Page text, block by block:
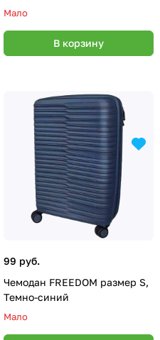
Мало
В корзину
99 руб.
Чемодан FREEDOM размер S,
Темно-синий
Мало